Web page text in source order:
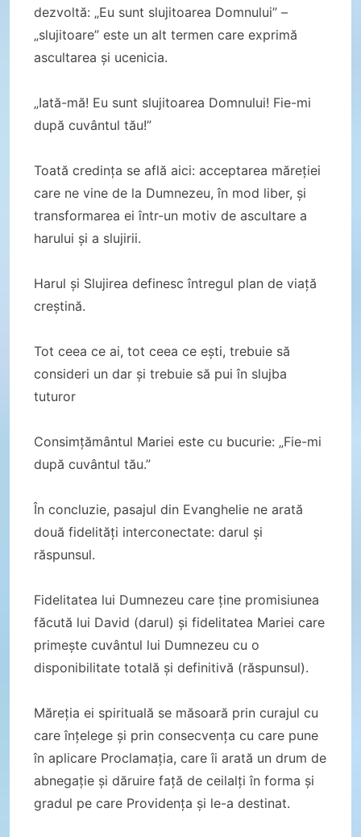
dezvoltă: „Eu sunt slujitoarea Domnului” –
„slujitoare” este un alt termen care exprimă
ascultarea și ucenicia.
„Iată-mă! Eu sunt slujitoarea Domnului! Fie-mi
după cuvântul tău!”
Toată credința se află aici: acceptarea măreției
care ne vine de la Dumnezeu, în mod liber, și
transformarea ei într-un motiv de ascultare a
harului și a slujirii.
Harul și Slujirea definesc întregul plan de viață
creștină.
Tot ceea ce ai, tot ceea ce ești, trebuie să
consideri un dar și trebuie să pui în slujba
tuturor
Consimțământul Mariei este cu bucurie: „Fie-mi
după cuvântul tău.”
În concluzie, pasajul din Evanghelie ne arată
două fidelități interconectate: darul și
răspunsul.
Fidelitatea lui Dumnezeu care ține promisiunea
făcută lui David (darul) și fidelitatea Mariei care
primește cuvântul lui Dumnezeu cu o
disponibilitate totală și definitivă (răspunsul).
Măreția ei spirituală se măsoară prin curajul cu
care înțelege și prin consecvența cu care pune
în aplicare Proclamația, care îi arată un drum de
abnegație și dăruire față de ceilalți în forma și
gradul pe care Providența și le-a destinat.